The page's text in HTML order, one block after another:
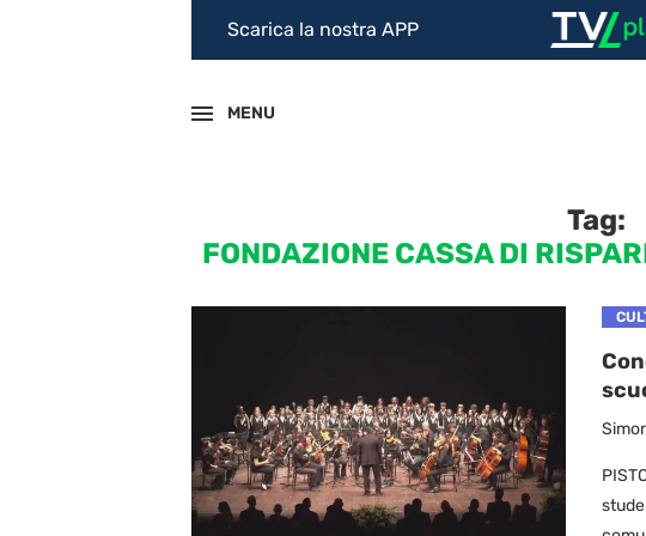
Scarica la nostra APP
MENU
Tag:
FONDAZIONE CASSA DI